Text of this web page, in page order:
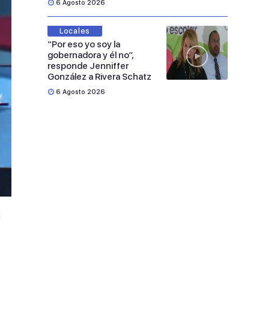
6 Agosto 2026
Locales
“Por eso yo soy la
gobernadora y él no”,
responde Jenniffer
González a Rivera Schatz
6 Agosto 2026